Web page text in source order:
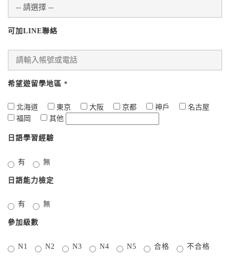
可加LINE聯絡
希望遊留學地區 *
北海道 東京 大阪 京都 神戶
名古屋
福岡
其他
日語學習經驗
有 無
日語能力檢定
有 無
參加級數
N1 N2 N3 N4 N5 合格 不合格